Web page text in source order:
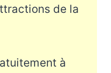
de la
à